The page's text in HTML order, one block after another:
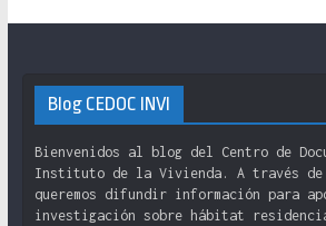
Blog CEDOC INVI
Bienvenidos al blog del Centro de
Instituto de la Vivienda. A través de
queremos difundir información para
investigación sobre hábitat